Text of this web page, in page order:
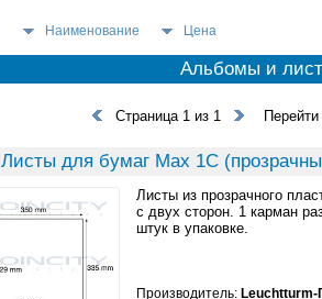
Наименование Цена
Альбомы и
Страница 1 из 1
Листы для бумаг Max 1C
Листы из прозрачного
с двух сторон. 1 карман
штук в упаковке.
Производитель: Leuchtturm-